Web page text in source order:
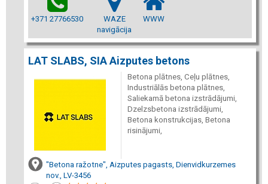
+371 27766530
WAZE
navigācija
WWW
LAT SLABS, SIA Aizputes betons
Betona plātnes, Ceļu plātnes,
Industriālās betona plātnes,
Saliekamā betona izstrādājumi,
Dzelzsbetona izstrādājumi,
Betona konstrukcijas, Betona
risinājumi,
"Betona ražotne", Aizputes pagasts, Dienvidkurzemes
nov., LV-3456